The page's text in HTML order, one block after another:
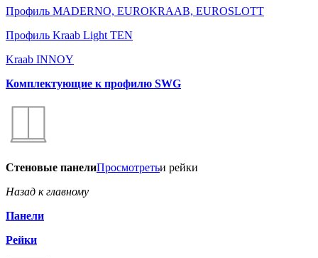
Профиль MADERNO, EUROKRAAB, EUROSLOTT
Профиль Kraab Light TEN
Kraab INNOY
Комплектующие к профилю SWG
Стеновые панелиПросмотретьи рейки
Назад к главному
Панели
Рейки